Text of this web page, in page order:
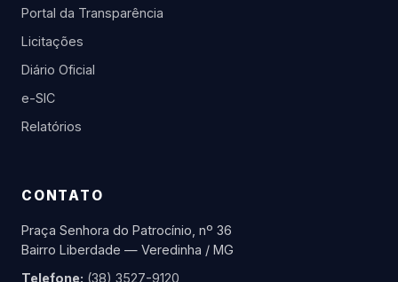
Portal da Transparência
Licitações
Diário Oficial
e-SIC
Relatórios
CONTATO
Praça Senhora do Patrocínio, nº 36
Bairro Liberdade — Veredinha / MG
Telefone: (38) 3527-9120